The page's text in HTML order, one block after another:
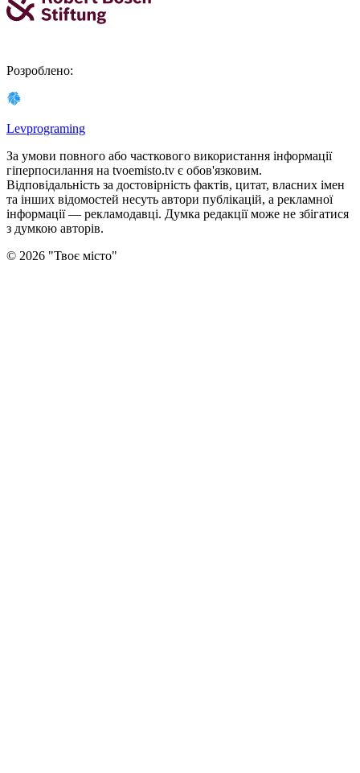
Розроблено:
Levprograming
За умови повного або часткового використання iнформацiї
гіперпосилання на tvoemisto.tv є обов'язковим.
Відповідальність за достовірність фактів, цитат, власних імен
та інших відомостей несуть автори публікацій, а рекламної
інформації — рекламодавці. Думка редакцiї може не збiгатися
з думкою авторiв.
© 2026 "Твоє місто"